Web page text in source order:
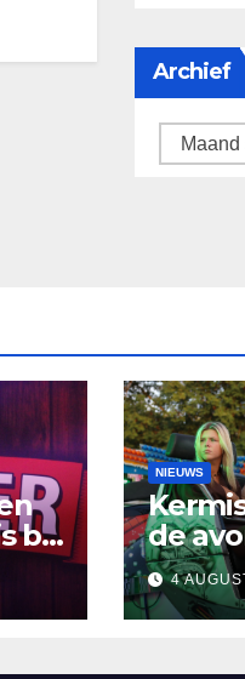
Archief
Archief
bij
NIEUWS
de
4